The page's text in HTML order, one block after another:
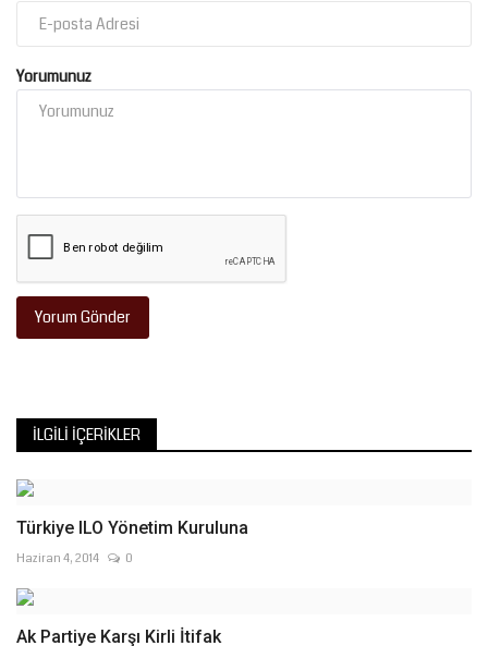
Yorumunuz
Yorum Gönder
İLGILI İÇERIKLER
Türkiye ILO Yönetim Kuruluna
Haziran 4, 2014 0
Ak Partiye Karşı Kirli İtifak